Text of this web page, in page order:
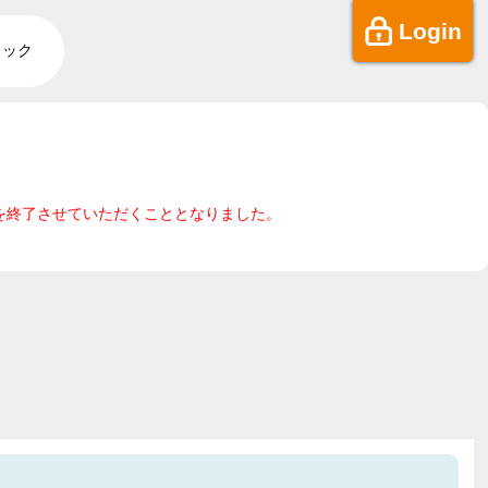
ク
Login
了させていただくこととなりました。